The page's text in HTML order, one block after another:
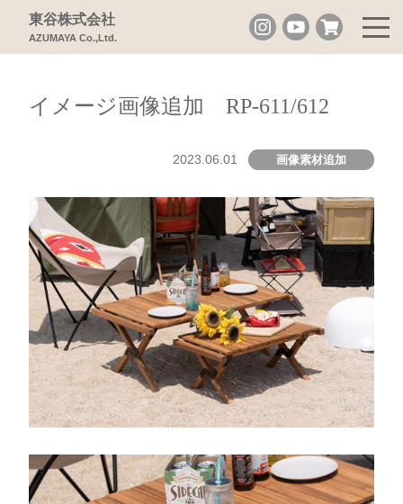
東谷株式会社
AZUMAYA Co.,Ltd.
イメージ画像追加 RP-611/612
2023.06.01 画像素材追加